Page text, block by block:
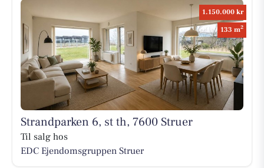
1.150.000 kr
133 m2
Strandparken 6, st th, 7600 Struer
Til salg hos
EDC Ejen­doms­grup­pen Struer